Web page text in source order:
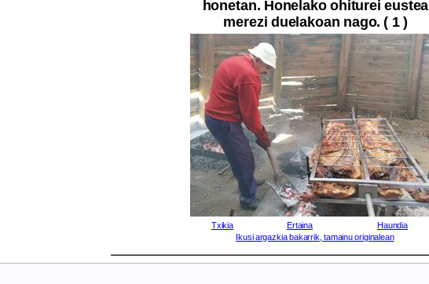
honetan. Honelako ohiturei eustea
merezi duelakoan nago. ( 1 )
Txikia Ertaina
Haundia
Ikusi argazkia bakarrik, tamainu originalean